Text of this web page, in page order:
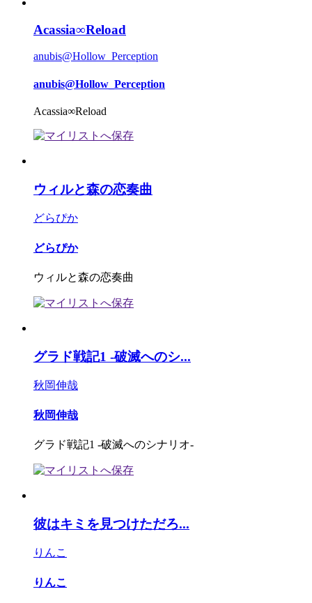
Acassia∞Reload
anubis@Hollow_Perception
anubis@Hollow_Perception
Acassia∞Reload
ウィルと森の恋奏曲
どらぴか
どらぴか
ウィルと森の恋奏曲
グラド戦記1 -破滅へのシ...
秋岡伸哉
秋岡伸哉
グラド戦記1 -破滅へのシナリオ-
彼はキミを見つけただろ...
りんこ
りんこ